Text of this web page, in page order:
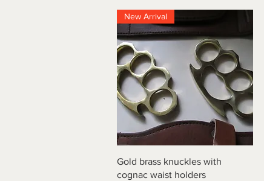
Vista rapida
New Arrival
Gold brass knuckles with
cognac waist holders